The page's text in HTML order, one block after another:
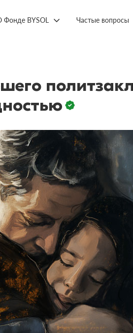
Фонде BYSOL Частые вопросы